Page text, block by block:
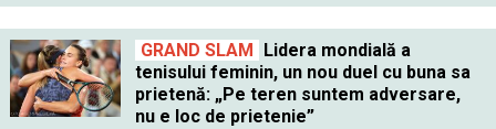
GRAND SLAM Lidera mondială a
tenisului feminin, un nou duel cu buna sa
prietenă: „Pe teren suntem adversare,
nu e loc de prietenie”